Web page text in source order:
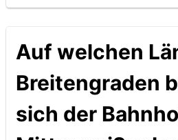
Auf welchen
Breitengraden
sich der